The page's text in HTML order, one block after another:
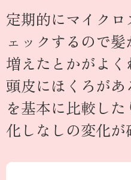
定期的にマイク
ェックするので髪
増えたとかがよく
頭皮にほくろが
を基本に比較し
化しなしの変化が